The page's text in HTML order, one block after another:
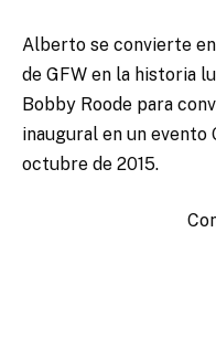
Alberto se convierte
de GFW en la historia
Bobby Roode para
inaugural en un evento
octubre de 2015.